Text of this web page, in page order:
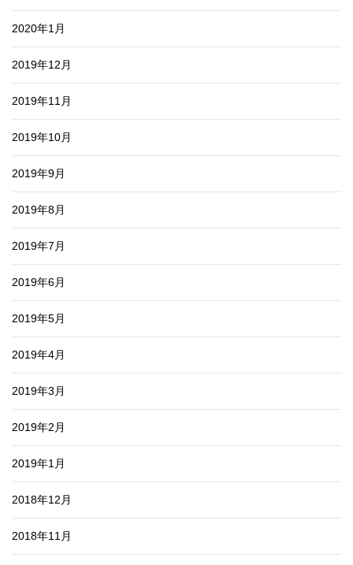
2020年1月
2019年12月
2019年11月
2019年10月
2019年9月
2019年8月
2019年7月
2019年6月
2019年5月
2019年4月
2019年3月
2019年2月
2019年1月
2018年12月
2018年11月